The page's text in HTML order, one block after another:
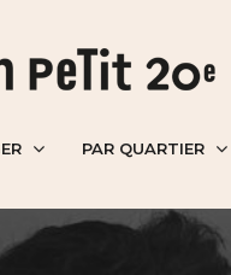
PAR QUARTIER